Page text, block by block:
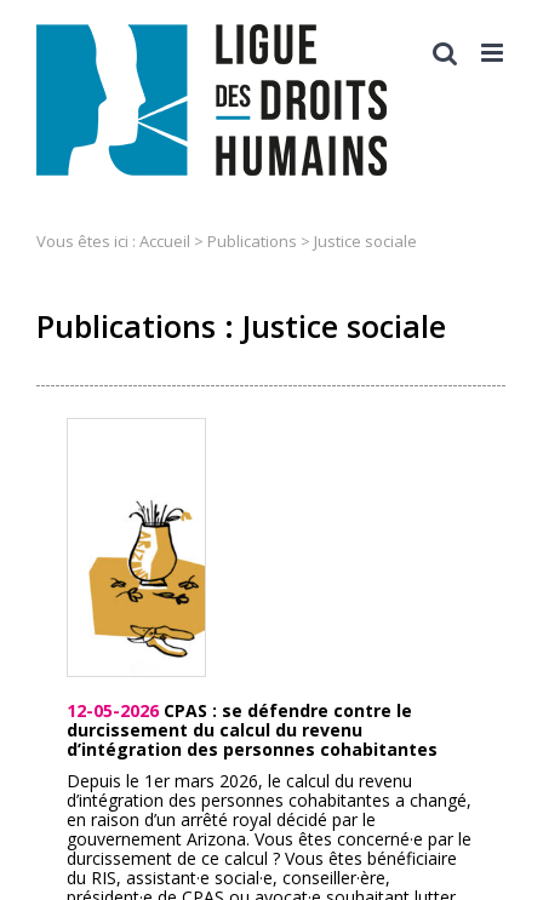
Vous êtes ici : Accueil > Publications > Justice sociale
Publications : Justice sociale
12-05-2026 CPAS : se défendre contre le
durcissement du calcul du revenu
d’intégration des personnes cohabitantes
Depuis le 1er mars 2026, le calcul du revenu
d’intégration des personnes cohabitantes a changé,
en raison d’un arrêté royal décidé par le
gouvernement Arizona. Vous êtes concerné·e par le
durcissement de ce calcul ? Vous êtes bénéficiaire
du RIS, assistant·e social·e, conseiller·ère,